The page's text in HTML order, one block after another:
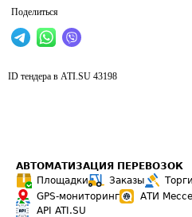
Поделиться
ID тендера в ATI.SU 43198
АВТОМАТИЗАЦИЯ ПЕРЕВОЗОК
Площадки
Заказы Торги
GPS-мониторинг
АТИ
API ATI.SU